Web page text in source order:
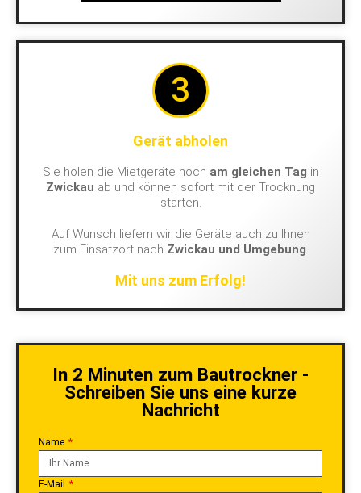
3
Gerät abholen
Sie holen die Mietgeräte noch am gleichen Tag in
Zwickau ab und können sofort mit der Trocknung
starten.
Auf Wunsch liefern wir die Geräte auch zu Ihnen
zum Einsatzort nach Zwickau und Umgebung.
Mit uns zum Erfolg!
In 2 Minuten zum Bautrockner -
Schreiben Sie uns eine kurze
Nachricht
Name
E-Mail